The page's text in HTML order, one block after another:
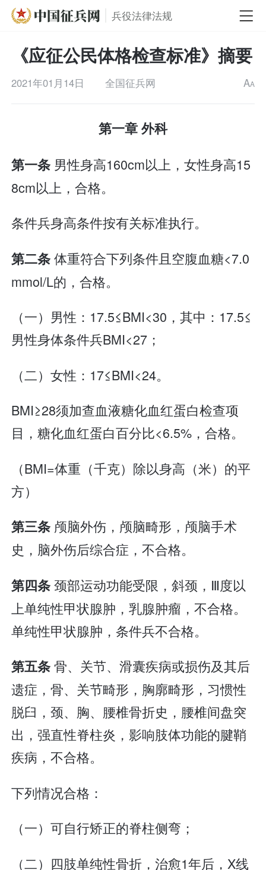
兵役法律法规
《应征公民体格检查标准》摘要
2021年01月14日 全国征兵网 AA
第一章 外科
第一条 男性身高160cm以上，女性身高15
8cm以上，合格。
条件兵身高条件按有关标准执行。
第二条体重符合下列条件且空腹血糖<7.0
mmol/L的，合格。
（一）男性：17.5≤BMI<30，其中：17.5≤
男性身体条件兵BMI<27；
（二）女性：17≤BMI<24。
BMI≥28须加查血液糖化血红蛋白检查项
目，糖化血红蛋白百分比<6.5%，合格。
（BMI=体重（千克）除以身高（米）的平
方）
第三条 颅脑外伤，颅脑畸形，颅脑手术
史，脑外伤后综合症，不合格。
第四条颈部运动功能受限，斜颈，Ⅲ度以
上单纯性甲状腺肿，乳腺肿瘤，不合格。
单纯性甲状腺肿，条件兵不合格。
第五条骨、关节、滑囊疾病或损伤及其后
遗症，骨、关节畸形，胸廓畸形，习惯性
脱臼，颈、胸、腰椎骨折史，腰椎间盘突
出，强直性脊柱炎，影响肢体功能的腱鞘
疾病，不合格。
下列情况合格：
（一）可自行矫正的脊柱侧弯；
（二）四肢单纯性骨折，治愈1年后，X线